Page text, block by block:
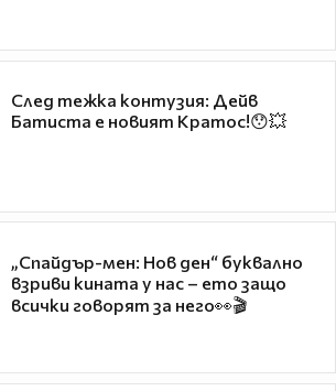
След тежка контузия: Дейв
Батиста е новият Кратос!😯💥
„Спайдър-мен: Нов ден“ буквално
взриви кината у нас – ето защо
всички говорят за него👀🎬